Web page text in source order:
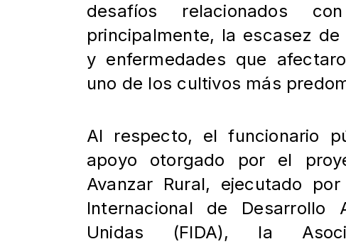
desafíos relacionados
principalmente, la escasez
y enfermedades que
uno de los cultivos más
Al respecto, el funcionario
apoyo otorgado por el
Avanzar Rural, ejecutado
Internacional de Desarrollo
Unidas (FIDA), la